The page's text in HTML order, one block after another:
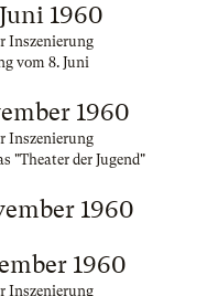
1960
Inszenierung
vom 8. Juni
1960
Inszenierung
"Theater der Jugend"
1960
1960
Inszenierung